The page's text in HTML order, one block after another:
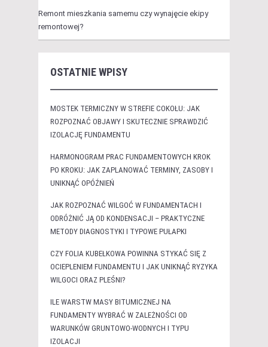
Remont mieszkania samemu czy wynajęcie ekipy
remontowej?
OSTATNIE WPISY
MOSTEK TERMICZNY W STREFIE COKOŁU: JAK
ROZPOZNAĆ OBJAWY I SKUTECZNIE SPRAWDZIĆ
IZOLACJĘ FUNDAMENTU
HARMONOGRAM PRAC FUNDAMENTOWYCH KROK
PO KROKU: JAK ZAPLANOWAĆ TERMINY, ZASOBY I
UNIKNĄĆ OPÓŹNIEŃ
JAK ROZPOZNAĆ WILGOĆ W FUNDAMENTACH I
ODRÓŻNIĆ JĄ OD KONDENSACJI – PRAKTYCZNE
METODY DIAGNOSTYKI I TYPOWE PUŁAPKI
CZY FOLIA KUBEŁKOWA POWINNA STYKAĆ SIĘ Z
OCIEPLENIEM FUNDAMENTU I JAK UNIKNĄĆ RYZYKA
WILGOCI ORAZ PLEŚNI?
ILE WARSTW MASY BITUMICZNEJ NA
FUNDAMENTY WYBRAĆ W ZALEŻNOŚCI OD
WARUNKÓW GRUNTOWO-WODNYCH I TYPU
IZOLACJI